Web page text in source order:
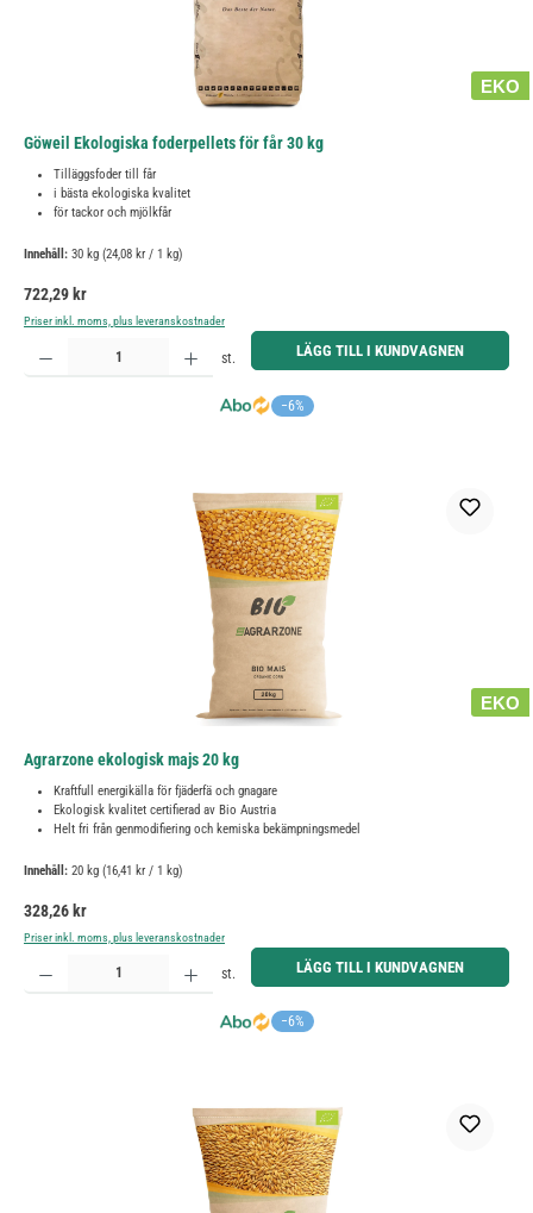
EKO
Göweil Ekologiska foderpellets för får 30 kg
Tilläggsfoder till får
i bästa ekologiska kvalitet
för tackor och mjölkfår
Innehåll: 30 kg (24,08 kr / 1 kg)
Ordinarie pris:
722,29 kr
Priser inkl. moms, plus leveranskostnader
−6%
Produktkvantitet: Ange önskat belopp eller använd knapparna för att öka eller minska kvantiteten.
st. LÄGG TILL I KUNDVAGNEN
EKO
Agrarzone ekologisk majs 20 kg
Kraftfull energikälla för fjäderfä och gnagare
Ekologisk kvalitet certifierad av Bio Austria
Helt fri från genmodifiering och kemiska bekämpningsmedel
Innehåll: 20 kg (16,41 kr / 1 kg)
Ordinarie pris:
328,26 kr
Priser inkl. moms, plus leveranskostnader
−6%
Produktkvantitet: Ange önskat belopp eller använd knapparna för att öka eller minska kvantiteten.
st. LÄGG TILL I KUNDVAGNEN